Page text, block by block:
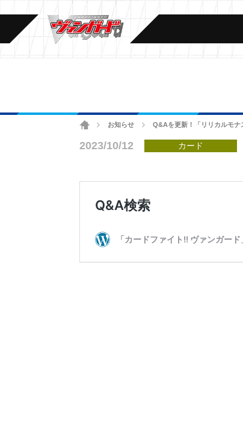
ホームお知らせ Q&Aを更新！「リリカルモナ
2023/10/12 カード